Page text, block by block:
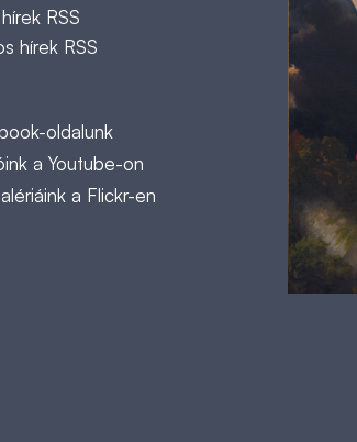
RSS
hírek RSS
oldalunk
a Youtube-on
a Flickr-en